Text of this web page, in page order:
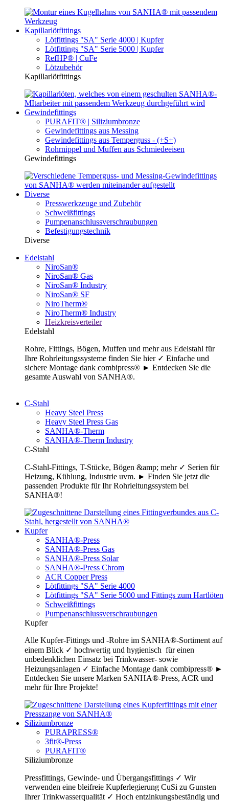
Kapillarlötfittings
Lötfittings "SA" Serie 4000 | Kupfer
Lötfittings "SA" Serie 5000 | Kupfer
RefHP® | CuFe
Lötzubehör
Kapillarlötfittings
Gewindefittings
PURAFIT® | Siliziumbronze
Gewindefittings aus Messing
Gewindefittings aus Temperguss - (+S+)
Rohrnippel und Muffen aus Schmiedeeisen
Gewindefittings
Diverse
Presswerkzeuge und Zubehör
Schweißfittings
Pumpenanschlussverschraubungen
Befestigungstechnik
Diverse
Edelstahl
NiroSan®
NiroSan® Gas
NiroSan® Industry
NiroSan® SF
NiroTherm®
NiroTherm® Industry
Heizkreisverteiler
Edelstahl
Rohre, Fittings, Bögen, Muffen und mehr aus Edelstahl für
Ihre Rohrleitungssysteme finden Sie hier ✓ Einfache und
sichere Montage dank combipress® ► Entdecken Sie die
gesamte Auswahl von SANHA®.
C-Stahl
Heavy Steel Press
Heavy Steel Press Gas
SANHA®-Therm
SANHA®-Therm Industry
C-Stahl
C-Stahl-Fittings, T-Stücke, Bögen &amp; mehr ✓ Serien für
Heizung, Kühlung, Industrie uvm. ► Finden Sie jetzt die
passenden Produkte für Ihr Rohrleitungssystem bei
SANHA®!
Kupfer
SANHA®-Press
SANHA®-Press Gas
SANHA®-Press Solar
SANHA®-Press Chrom
ACR Copper Press
Lötfittings "SA" Serie 4000
Lötfittings "SA" Serie 5000 und Fittings zum Hartlöten
Schweißfittings
Pumpenanschlussverschraubungen
Kupfer
Alle Kupfer-Fittings und -Rohre im SANHA®-Sortiment auf
einem Blick ✓ hochwertig und hygienisch für einen
unbedenklichen Einsatz bei Trinkwasser- sowie
Heizungsanlagen ✓ Einfache Montage dank combipress® ►
Entdecken Sie unsere Marken SANHA®-Press, ACR und
mehr für Ihre Projekte!
Siliziumbronze
PURAPRESS®
3fit®-Press
PURAFIT®
Siliziumbronze
Pressfittings, Gewinde- und Übergangsfittings ✓ Wir
verwenden eine bleifreie Kupferlegierung CuSi zu Gunsten
Ihrer Trinkwasserqualität ✓ Hoch entzinkungsbeständig und